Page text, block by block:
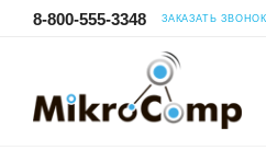
8-800-555-3348 ЗАКАЗАТЬ ЗВОНОК